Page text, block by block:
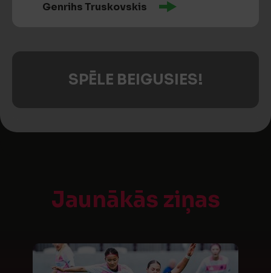
Genrihs Truskovskis
SPĒLE BEIGUSIES!
Jaunākās ziņas